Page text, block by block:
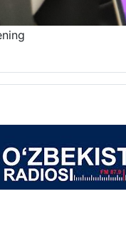
axborot xizmati